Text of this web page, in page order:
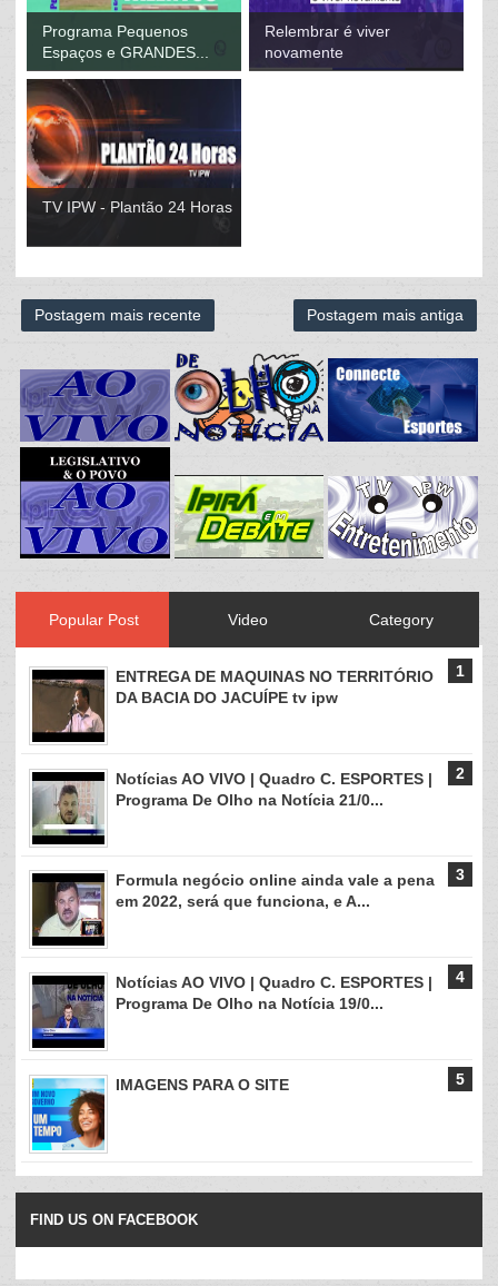
Programa Pequenos
Espaços e GRANDES...
Relembrar é viver
novamente
TV IPW - Plantão 24 Horas
Postagem mais recente Postagem mais antiga
Popular Post Video Category
ENTREGA DE MAQUINAS NO TERRITÓRIO
DA BACIA DO JACUÍPE tv ipw
Notícias AO VIVO | Quadro C. ESPORTES |
Programa De Olho na Notícia 21/0...
Formula negócio online ainda vale a pena
em 2022, será que funciona, e A...
Notícias AO VIVO | Quadro C. ESPORTES |
Programa De Olho na Notícia 19/0...
IMAGENS PARA O SITE
FIND US ON FACEBOOK